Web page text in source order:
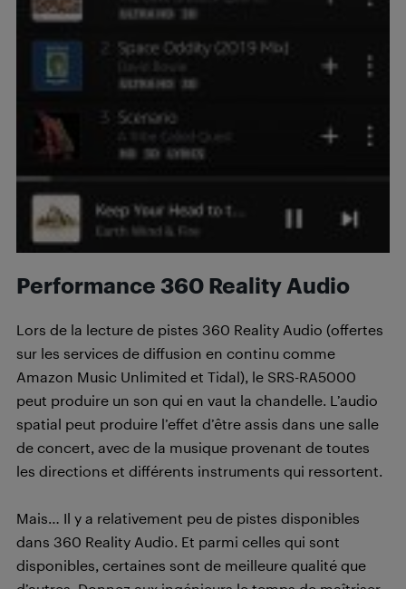
Performance 360 Reality Audio
Lors de la lecture de pistes 360 Reality Audio (offertes
sur les services de diffusion en continu comme
Amazon Music Unlimited et Tidal), le SRS-RA5000
peut produire un son qui en vaut la chandelle. L’audio
spatial peut produire l’effet d’être assis dans une salle
de concert, avec de la musique provenant de toutes
les directions et différents instruments qui ressortent.
Mais… Il y a relativement peu de pistes disponibles
dans 360 Reality Audio. Et parmi celles qui sont
disponibles, certaines sont de meilleure qualité que